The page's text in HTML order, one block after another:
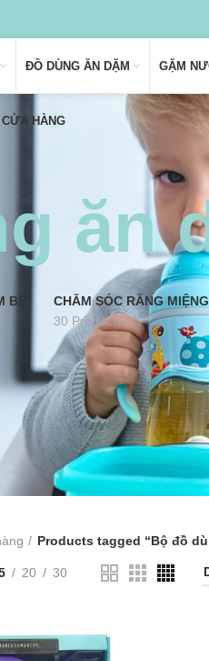
ĐỒ DÙNG ĂN DẶM GẶM
HÀNG
ăn
BÉ
CHĂM SÓC RĂNG MIỆNG
30 Products
Products tagged “Bộ đồ
20 30